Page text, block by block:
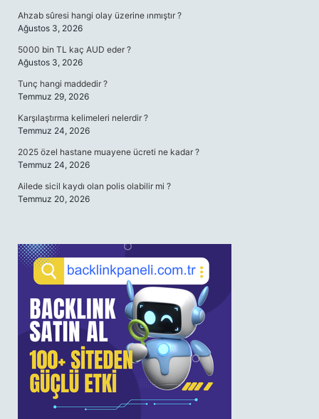
Ahzab sûresi hangi olay üzerine ınmıştır ?
Ağustos 3, 2026
5000 bin TL kaç AUD eder ?
Ağustos 3, 2026
Tunç hangi maddedir ?
Temmuz 29, 2026
Karşılaştırma kelimeleri nelerdir ?
Temmuz 24, 2026
2025 özel hastane muayene ücreti ne kadar ?
Temmuz 24, 2026
Ailede sicil kaydı olan polis olabilir mi ?
Temmuz 20, 2026